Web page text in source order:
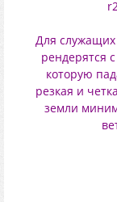
Для служащих
рендерятся
которую
резкая и
земли